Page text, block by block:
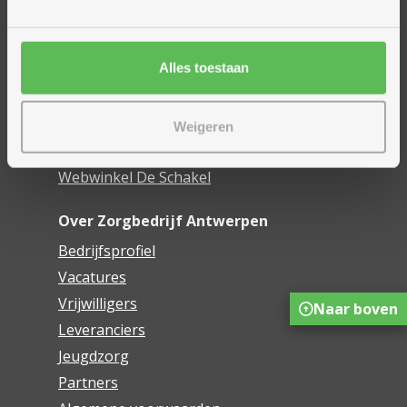
Alles toestaan
Weigeren
Woonzorgcentra
Mijn Zorgbedrijf
Onze innovaties
Mijn Boek
Webwinkel De Schakel
Over Zorgbedrijf Antwerpen
Bedrijfsprofiel
Vacatures
Vrijwilligers
Leveranciers
Jeugdzorg
Partners
Naar boven